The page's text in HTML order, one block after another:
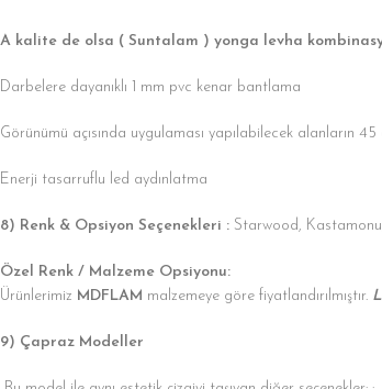
A kalite de olsa ( Suntalam ) yonga levha
Darbelere dayanıklı 1 mm pvc kenar bantlama
Görünümü açısında uygulaması yapılabilecek alanların
Enerji tasarruflu led aydınlatma
8) Renk & Opsiyon Seçenekleri : Starwood,
Özel Renk / Malzeme Opsiyonu:
Ürünlerimiz MDFLAM malzemeye göre fiyatlandırılmıştır.
9) Çapraz Modeller